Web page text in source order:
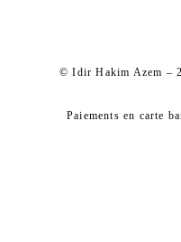
© Idir Hakim Azem –
Paiements en carte